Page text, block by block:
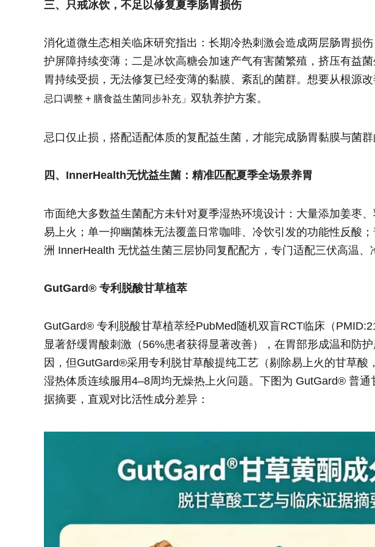
三、只戒冰饮，不足以修复夏季肠胃损伤
消化道微生态相关临床研究指出：长期冷热刺激会造成两层肠胃损
护屏障持续变薄；二是冰饮高糖会加速产气有害菌繁殖，挤压有益
胃持续受损，无法修复已经变薄的黏膜、紊乱的菌群。想要从根源
忌口调整 + 膳食益生菌同步补充」 双轨养护方案。
忌口仅止损，搭配适配体质的复配益生菌，才能完成肠胃黏膜与菌群
四、InnerHealth无忧益生菌：精准匹配夏季全场景养胃
市面绝大多数益生菌配方未针对夏季湿热环境设计：大量添加姜枣
易上火；单一抑幽菌株无法覆盖日常咖啡、冷饮引发的功能性反酸
洲 InnerHealth 无忧益生菌三层协同复配配方，专门适配三伏高温、
GutGard® 专利脱酸甘草植萃
GutGard® 专利脱酸甘草植萃经PubMed随机双盲RCT临床（
显著舒缓胃酸刺激（56%患者获得显著改善），在胃部形成温和防
因，但GutGard®采用专利脱甘草酸提纯工艺（剔除易上火的甘草酸
湿热体质连续服用4–8周均无燥热上火问题。下图为 GutGard® 普
据摘要，直观对比活性成分差异：